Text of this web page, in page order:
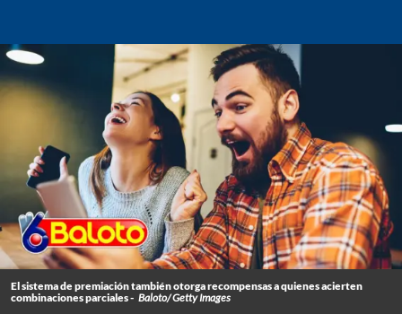
El sistema de premiación también otorga recompensas a quienes acierten
combinaciones parciales - Baloto/ Getty Images